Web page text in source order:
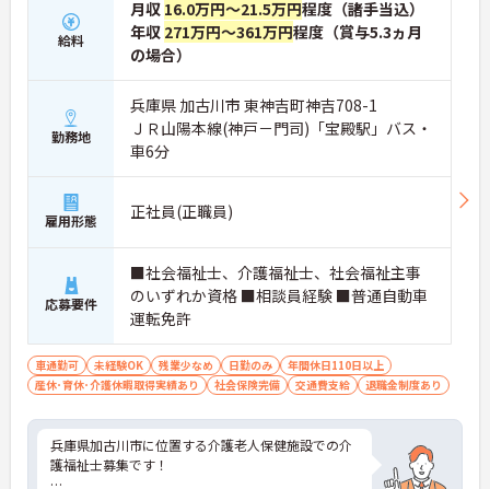
給料
月収 16.0万円～21.5万円程度（諸手当込）
年収 271万円～361万円程度（賞与5.3ヵ月
の場合）
勤務地
兵庫県 加古川市 東神吉町神吉708-1
ＪＲ山陽本線(神戸－門司)「宝殿駅」バス・
車6分
雇用形態 正社員(正職員)
応募要件
■社会福祉士、介護福祉士、社会福祉主事
のいずれか資格 ■相談員経験 ■普通自動車
運転免許
車通勤可 未経験OK 残業少なめ 日勤のみ
年間休日110日以上
産休･育休･介護休暇取得実績あり
社会保険完備 交通費支給 退職金制度あり
兵庫県加古川市に位置する介護老人保健施設での介
護福祉士募集です！